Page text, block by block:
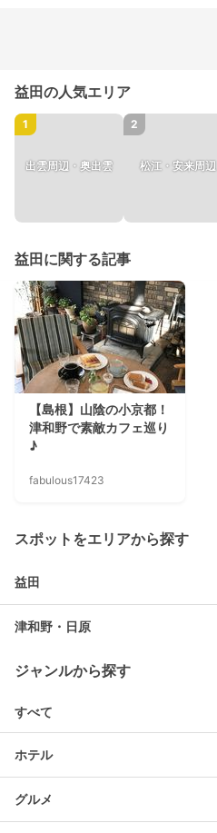
益田の人気エリア
1
出雲周辺・奥出雲
2
松江・安来周辺
益田に関する記事
【島根】山陰の小京都！
津和野で素敵カフェ巡り
♪
fabulous17423
スポットをエリアから探す
益田
津和野・日原
ジャンルから探す
すべて
ホテル
グルメ